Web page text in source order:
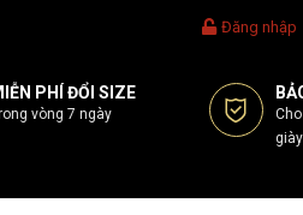
Đăng nhập
PHÍ ĐỔI SIZE
vòng 7 ngày
giày